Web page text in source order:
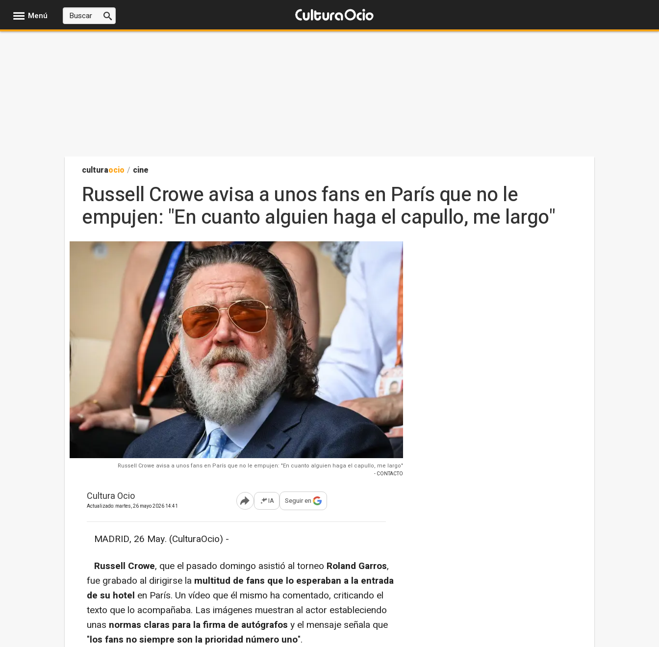
Menú
culturaocio / cine
Russell Crowe avisa a unos fans en París que no le
empujen: "En cuanto alguien haga el capullo, me largo"
Russell Crowe avisa a unos fans en París que no le empujen: "En cuanto alguien haga el capullo, me largo"
- CONTACTO
Cultura Ocio
Actualizado: martes, 26 mayo 2026 14:41 Abrir opciones para compartir
IA Seguir en
MADRID, 26 May. (CulturaOcio) -
Russell Crowe, que el pasado domingo asistió al torneo Roland Garros,
fue grabado al dirigirse la multitud de fans que lo esperaban a la entrada
de su hotel en París. Un vídeo que él mismo ha comentado, criticando el
texto que lo acompañaba. Las imágenes muestran al actor estableciendo
unas normas claras para la firma de autógrafos y el mensaje señala que
"los fans no siempre son la prioridad número uno".